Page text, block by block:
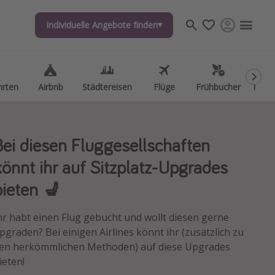
Individuelle Angebote finden
Airbnb Städtereisen Flüge Frühbucher
Individuelle Angebote finden
Airbnb Städtereisen Flüge Frühbucher
diesen Fluggesellschaften
ihr auf Sitzplatz-Upgrades
💺
habt einen Flug gebucht und wollt diesen gerne
Bei einigen Airlines könnt ihr (zusätzlich zu
herkömmlichen Methoden) auf diese Upgrades